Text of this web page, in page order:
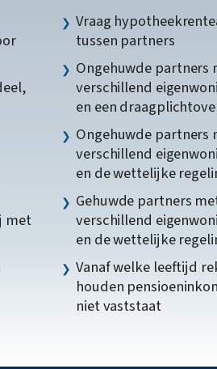
met
Vraag
tussen partners
Ongehuwde partners
verschillend
en een
Ongehuwde partners
verschillend
en de wettelijke
Gehuwde partners
verschillend
en de wettelijke
Vanaf welke leeftijd
houden
niet vaststaat